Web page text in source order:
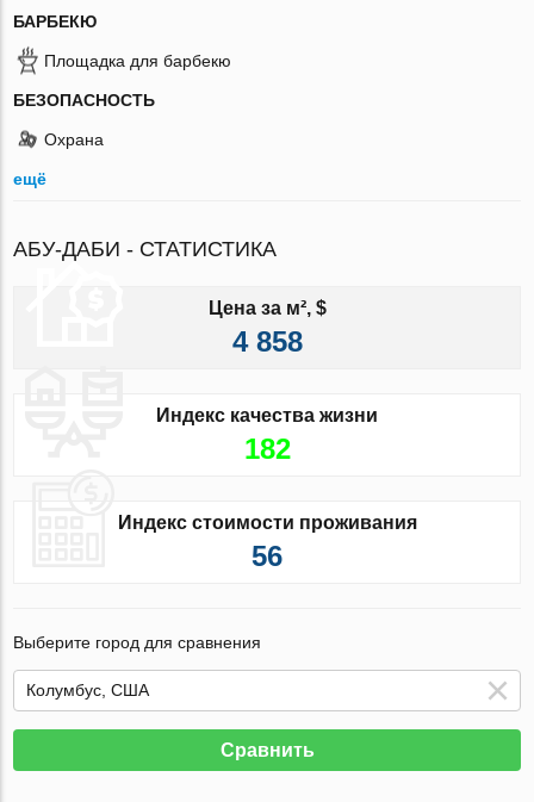
БАРБЕКЮ
Площадка для барбекю
БЕЗОПАСНОСТЬ
Охрана
ещё
АБУ-ДАБИ - СТАТИСТИКА
Цена за м², $
4 858
Индекс качества жизни
182
Индекс стоимости проживания
56
Выберите город для сравнения
Сравнить